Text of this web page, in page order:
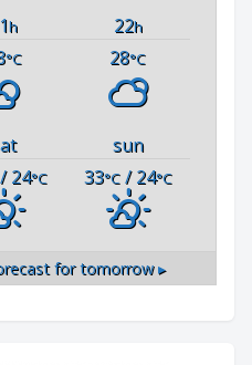
h 22h
°C 28°C
sun
/ 24°C 33°C/ 24°C
for tomorrow ▸